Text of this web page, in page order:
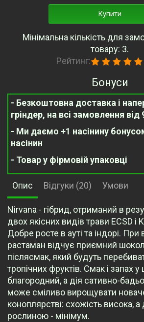
Купити
Мінімальна кількість для
товару: 3.
Рейтинг:
Бонуси
- Безкоштовна доставка і
гріндер, на всі замовлення від
- Ми даємо +1 насінину
насінин
- Товар у фірмовій упаковці
Опис Відгуки (20) Умови
Nirvana - гібрид, отриманий в
двох якісних видів трави ECSD і
Добре росте в ауті та індорі. При
растаман відчує приємний
післясмак, який будуть
тропічних фруктів. Смак і запах
благородний, а дія сативно-
може сміливо вирощувати
коноплярстві: схожість висока,
рослиною - мінімум.